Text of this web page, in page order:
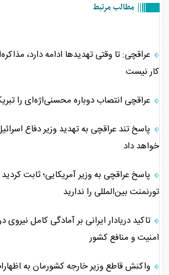
مطالب مرتبط
عراقچی: تا وقتی تهدیدها ادامه دارد،
کار نیست
عراقچی انتصاب دوباره محسنی‌اژه‌ای را
پاسخ تند عراقچی به تهدید وزیر دفاع
خواهد داد
پاسخ عراقچی به وزیر آمریکایی؛ ثابت
تورنمنت بین‌المللی را ندارید
تاکید دریادار ایرانی بر آمادگی کامل نیروی
امنیت و منافع کشور
واکنش قاطع وزیر خارجه کشورمان به